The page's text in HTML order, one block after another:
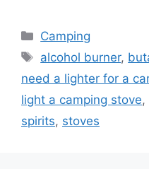
Camping
alcohol burner,
need a lighter for a
light a camping stove,
spirits, stoves